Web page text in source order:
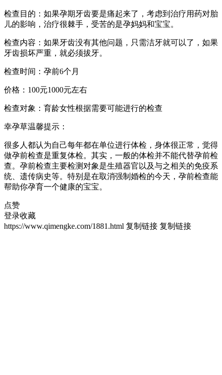
检查目的：如果孕期牙齿要是痛起来了，考虑到治疗用药对胎
儿的影响，治疗很棘手，受苦的是孕妈妈和宝宝。
检查内容：如果牙齿没有其他问题，只需洁牙就可以了，如果
牙齿损坏严重，就必须拔牙。
检查时间：孕前6个月
价格：100元1000元左右
检查对象：育龄女性根据需要可能进行的检查
幸孕草温馨提示：
很多人都认为自己每年都在单位进行体检，身体很正常，觉得
做孕前检查是重复体检。其实，一般的体检并不能代替孕前检
查。孕前检查主要检测对象是生殖器官以及与之相关的免疫系
统、遗传病史等。特别是在取消强制婚检的今天，孕前检查能
帮助你孕育一个健康的宝宝。
点赞
登录收藏
https://www.qimengke.com/1881.html 复制链接 复制链接